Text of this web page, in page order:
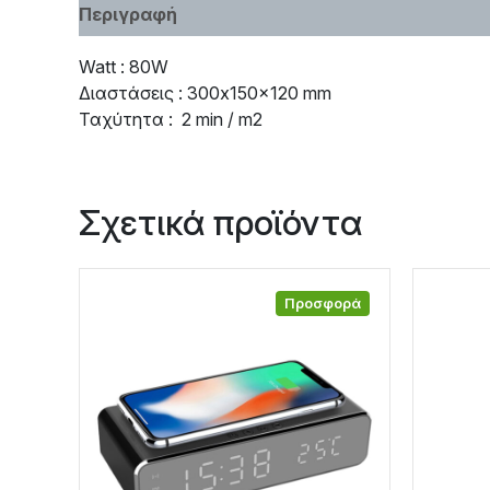
Περιγραφή
Watt : 80W
Διαστάσεις : 300x150x120 mm
Ταχύτητα : 2 min / m2
Σχετικά προϊόντα
Προσφορά